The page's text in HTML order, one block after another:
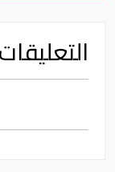
التعليقات